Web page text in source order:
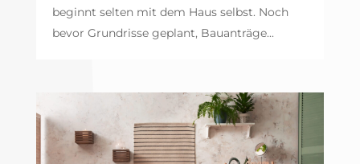
beginnt selten mit dem Haus selbst. Noch
bevor Grundrisse geplant, Bauanträge...